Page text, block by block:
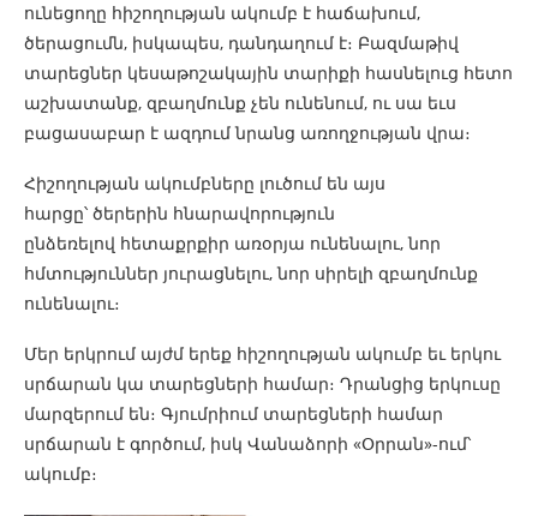
ունեցողը հիշողության ակումբ է հաճախում,
ծերացումն, իսկապես, դանդաղում է։ Բազմաթիվ
տարեցներ կեսաթոշակային տարիքի հասնելուց հետո
աշխատանք, զբաղմունք չեն ունենում, ու սա եւս
բացասաբար է ազդում նրանց առողջության վրա։
Հիշողության ակումբները լուծում են այս
հարցը՝ ծերերին հնարավորություն
ընձեռելով հետաքրքիր առօրյա ունենալու, նոր
հմտություններ յուրացնելու, նոր սիրելի զբաղմունք
ունենալու։
Մեր երկրում այժմ երեք հիշողության ակումբ եւ երկու
սրճարան կա տարեցների համար։ Դրանցից երկուսը
մարզերում են։ Գյումրիում տարեցների համար
սրճարան է գործում, իսկ Վանաձորի «Օրրան»-ում՝
ակումբ։